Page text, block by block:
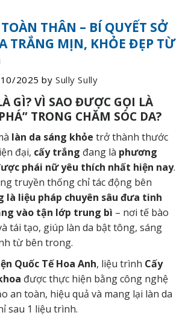
THÂN – BÍ QUYẾT SỞ
TRẮNG MỊN, KHỎE ĐẸP TỪ
2025 bySully Sully
GÌ? VÌ SAO ĐƯỢC GỌI LÀ
TRONG CHĂM SÓC DA?
làn da sáng khỏe trở thành thước
đại, cấy trắng đang là phương
phái nữ yêu thích nhất hiện nay.
truyền thống chỉ tác động bên
là liệu pháp chuyên sâu đưa tinh
vào tận lớp trung bì – nơi tế bào
tái tạo, giúp làn da bật tông, sáng
từ bên trong.
Quốc Tế Hoa Anh, liệu trình Cấy
được thực hiện bằng công nghệ
an toàn, hiệu quả và mang lại làn da
sau 1 liệu trình.